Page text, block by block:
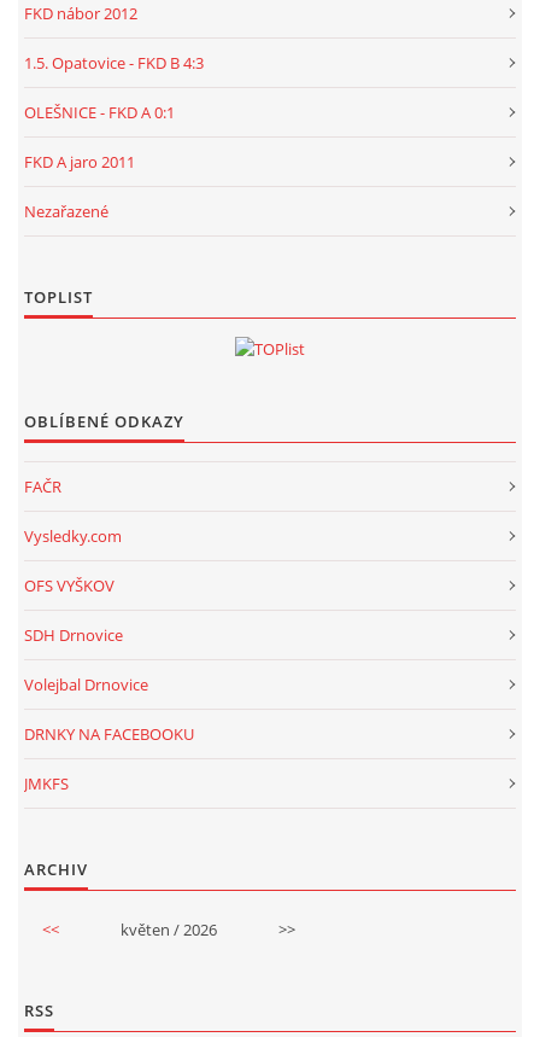
FKD nábor 2012
1.5. Opatovice - FKD B 4:3
OLEŠNICE - FKD A 0:1
FKD A jaro 2011
Nezařazené
TOPLIST
OBLÍBENÉ ODKAZY
FAČR
Vysledky.com
OFS VYŠKOV
SDH Drnovice
Volejbal Drnovice
DRNKY NA FACEBOOKU
JMKFS
ARCHIV
<< květen / 2026 >>
RSS